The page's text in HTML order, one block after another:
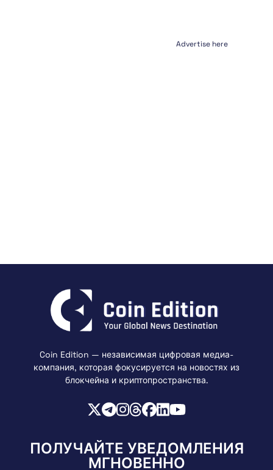
Advertise here
Coin Edition — независимая цифровая медиа-
компания, которая фокусируется на новостях из
блокчейна и криптопространства.
ПОЛУЧАЙТЕ УВЕДОМЛЕНИЯ
МГНОВЕННО